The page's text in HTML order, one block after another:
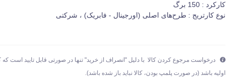
کارکرد : 150 برگ
نوع کارتریج : طرح‌های اصلی (اورجینال - فابریک) ، شرکتی
درخواست مرجوع کردن کالا با دلیل "انصراف از خرید" تنها در صورتی قابل تایید است که
اولیه باشد (در صورت پلمپ بودن، کالا نباید باز شده باشد).